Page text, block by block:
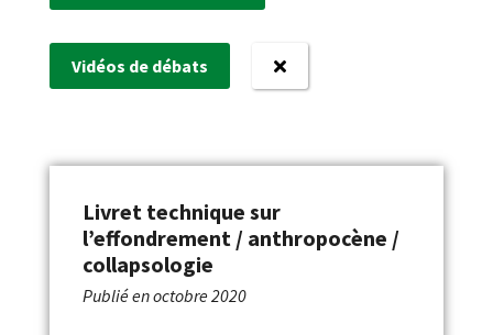
Vidéos de débats
Livret technique sur
l’effondrement / anthropocène /
collapsologie
Publié enoctobre 2020